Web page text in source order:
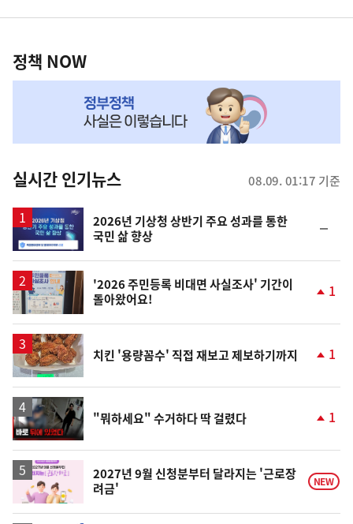
영
책
NOW,
뉴
스
정책 NOW
실시간 인기뉴스 08.09. 01:17 기준
2026년 기상청 상반기 주요 성과를 통한
국민 삶 향상
일
'2026 주민등록 비대면 사실조사' 기간이
돌아왔어요!
상
1
치킨 '용량꼼수' 직접 재보고 제보하기까지
상
1
영
상
"뭐하세요" 수거하다 딱 걸렸다
상
승
1
2027년 9월 신청분부터 달라지는 '근로장
려금'
NEW